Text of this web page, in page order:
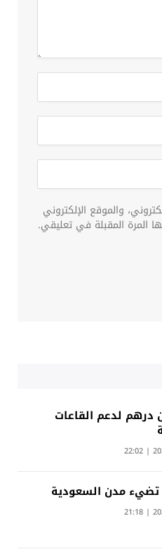
والموقع الإلكتروني
المرة المقبلة في تعليقي.
درهم لدعم القاعات
مدن السعودية